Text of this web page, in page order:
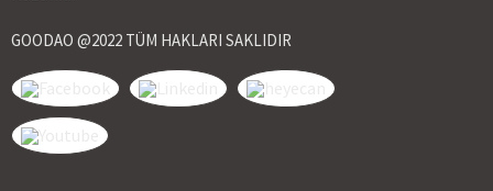
GOODAO @2022 TÜM HAKLARI SAKLIDIR